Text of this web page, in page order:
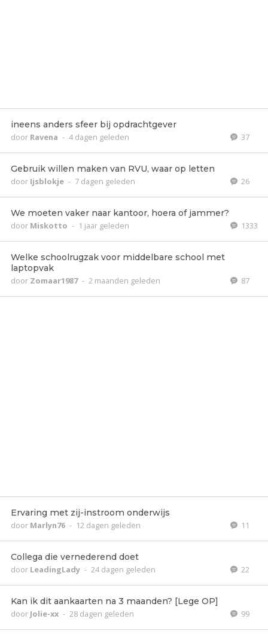
ineens anders sfeer bij opdrachtgever
door Ravena - 4 dagen geleden 37
Gebruik willen maken van RVU, waar op letten
door Ijsblokje - 7 dagen geleden 26
We moeten vaker naar kantoor, hoera of jammer?
door Miskotto - 1 jaar geleden 1333
Welke schoolrugzak voor middelbare school met
laptopvak
door Zomaar1987 - 2 maanden geleden 87
Ervaring met zij-instroom onderwijs
door Marlyn76 - 12 dagen geleden 11
Collega die vernederend doet
door LeadingLady - 24 dagen geleden 22
Kan ik dit aankaarten na 3 maanden? [Lege OP]
door Jolie-xx - 28 dagen geleden 99